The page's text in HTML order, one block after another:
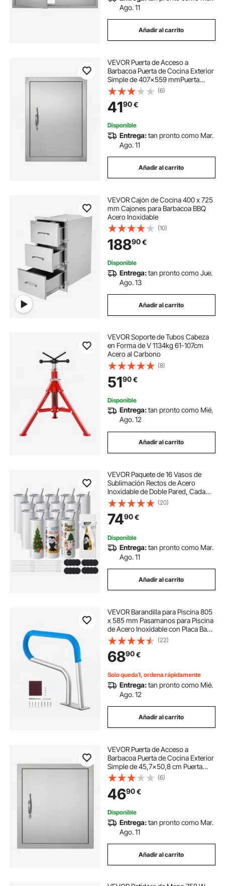
Ago. 11
Añadir al carrito
VEVOR Puerta de Acceso a
Barbacoa Puerta de Cocina Exterior
Simple de 407x559 mmPuerta
Empotrada de Acero Inoxidable con
Manija Empotrada para Isla de
Barbacoa, Estación de Parrilla,
Armario Exterior
(6)
4190€
Disponible
Entrega:tan pronto como Mar.
Ago. 11
Añadir al carrito
VEVOR Cajón de Cocina 400 x 725
mm Cajones para Barbacoa BBQ
Acero Inoxidable
(10)
18890€
Disponible
Entrega:tan pronto como Jue.
Ago. 13
Añadir al carrito
VEVOR Soporte de Tubos Cabeza
en Forma de V 1134kg 61-107cm
Acero al Carbono
(8)
5190€
Disponible
Entrega:tan pronto como Mié.
Ago. 12
Añadir al carrito
VEVOR Paquete de 16 Vasos de
Sublimación Rectos de Acero
Inoxidable de Doble Pared, Cada
591,5 ml, Vaso con Pajita, Tapa,
Cepillo, base, Envoltura Retráctil,
Caja de Regalo, para prensa de
calor
(20)
7490€
Disponible
Entrega:tan pronto como Mar.
Ago. 11
Añadir al carrito
VEVOR Barandilla para Piscina 805
x 585 mm Pasamanos para Piscina
de Acero Inoxidable con Placa Base
Barra de Seguridad Antioxidante
para Piscinas, Interiores,
Exteriores, Terrazas, Spas
(22)
6890€
Solo queda1, ordena rápidamente
Entrega:tan pronto como Mié.
Ago. 12
Añadir al carrito
VEVOR Puerta de Acceso a
Barbacoa Puerta de Cocina Exterior
Simple de 45,7x50,8 cm Puerta
Empotrada de Acero Inoxidable con
Manija Empotrada para Isla de
Barbacoa, Estación de Parrilla,
Armario Exteri
(6)
4690€
Disponible
Entrega:tan pronto como Mar.
Ago. 11
Añadir al carrito